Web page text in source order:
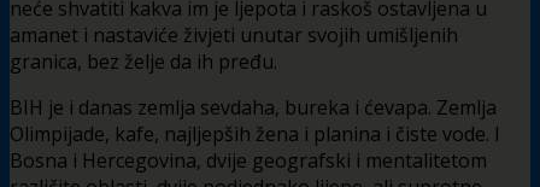
neće shvatiti kakva im je ljepota i raskoš ostavljena u
amanet i nastaviće živjeti unutar svojih umišljenih
granica, bez želje da ih pređu.
BIH je i danas zemlja sevdaha, bureka i ćevapa. Zemlja
Olimpijade, kafe, najljepših žena i planina i čiste vode. I
Bosna i Hercegovina, dvije geografski i mentalitetom